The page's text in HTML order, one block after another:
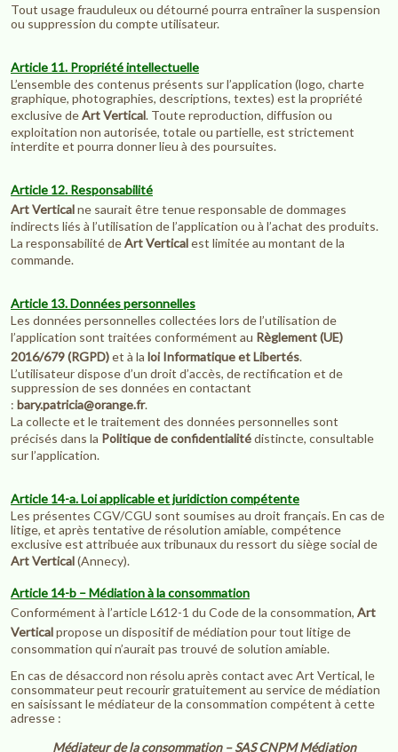
Tout usage frauduleux ou détourné pourra entraîner la suspension
ou suppression du compte utilisateur.
Article 11. Propriété intellectuelle
L’ensemble des contenus présents sur l’application (logo, charte
graphique, photographies, descriptions, textes) est la propriété
exclusive deArt Vertical. Toute reproduction, diffusion ou
exploitation non autorisée, totale ou partielle, est strictement
interdite et pourra donner lieu à des poursuites.
Article 12. Responsabilité
Art Verticalne saurait être tenue responsable de dommages
indirects liés à l’utilisation de l’application ou à l’achat des produits.
La responsabilité deArt Verticalest limitée au montant de la
commande.
Article 13. Données personnelles
Les données personnelles collectées lors de l’utilisation de
l’application sont traitées conformément au Règlement (UE)
2016/679 (RGPD)et à la loi Informatique et Libertés.
L’utilisateur dispose d’un droit d’accès, de rectification et de
suppression de ses données en contactant
: bary.patricia@orange.fr.
La collecte et le traitement des données personnelles sont
précisés dans la Politique de confidentialitédistincte, consultable
sur l’application.
Article 14-a. Loi applicable et juridiction compétente
Les présentes CGV/CGU sont soumises au droit français. En cas de
litige, et après tentative de résolution amiable, compétence
exclusive est attribuée aux tribunaux du ressort du siège social de
Art Vertical(Annecy).
Article 14-b – Médiation à la consommation
Conformément à l’article L612-1 du Code de la consommation, Art
Verticalpropose un dispositif de médiation pour tout litige de
consommation qui n’aurait pas trouvé de solution amiable.
En cas de désaccord non résolu après contact avec Art Vertical, le
consommateur peut recourir gratuitement au service de médiation
en saisissant le médiateur de la consommation compétent à cette
adresse :
Médiateur de la consommation – SAS CNPM Médiation